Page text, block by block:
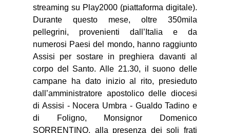
streaming su Play2000 (piattaforma digitale).
Durante questo mese, oltre 350mila
pellegrini, provenienti dall’Italia e da
numerosi Paesi del mondo, hanno raggiunto
Assisi per sostare in preghiera davanti al
corpo del Santo. Alle 21.30, il suono delle
campane ha dato inizio al rito, presieduto
dall’amministratore apostolico delle diocesi
di Assisi - Nocera Umbra - Gualdo Tadino e
di Foligno, Monsignor Domenico
SORRENTINO, alla presenza dei soli frati